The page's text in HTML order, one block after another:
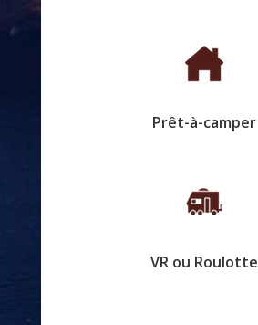
Prêt-à-camper
VR ou Roulotte